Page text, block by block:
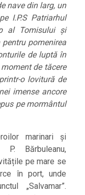
nave din larg, un
I.P.S Patriarhul
al Tomisului și
pomenirea
de luptă în
de tăcere
o lovitură de
imense ancore
pe mormântul
marinari și
Bărbuleanu,
pe mare se
în port, unde
„Salvamar”.